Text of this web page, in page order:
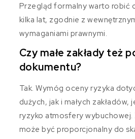
Przegląd formalny warto robić
kilka lat, zgodnie z
wymaganiami prawnymi.
Czy małe zakłady też
dokumentu?
Tak. Wymóg oceny ryzyka
dużych, jak i małych zakładów,
ryzyko atmosfery wybuchowej.
może być proporcjonalny do